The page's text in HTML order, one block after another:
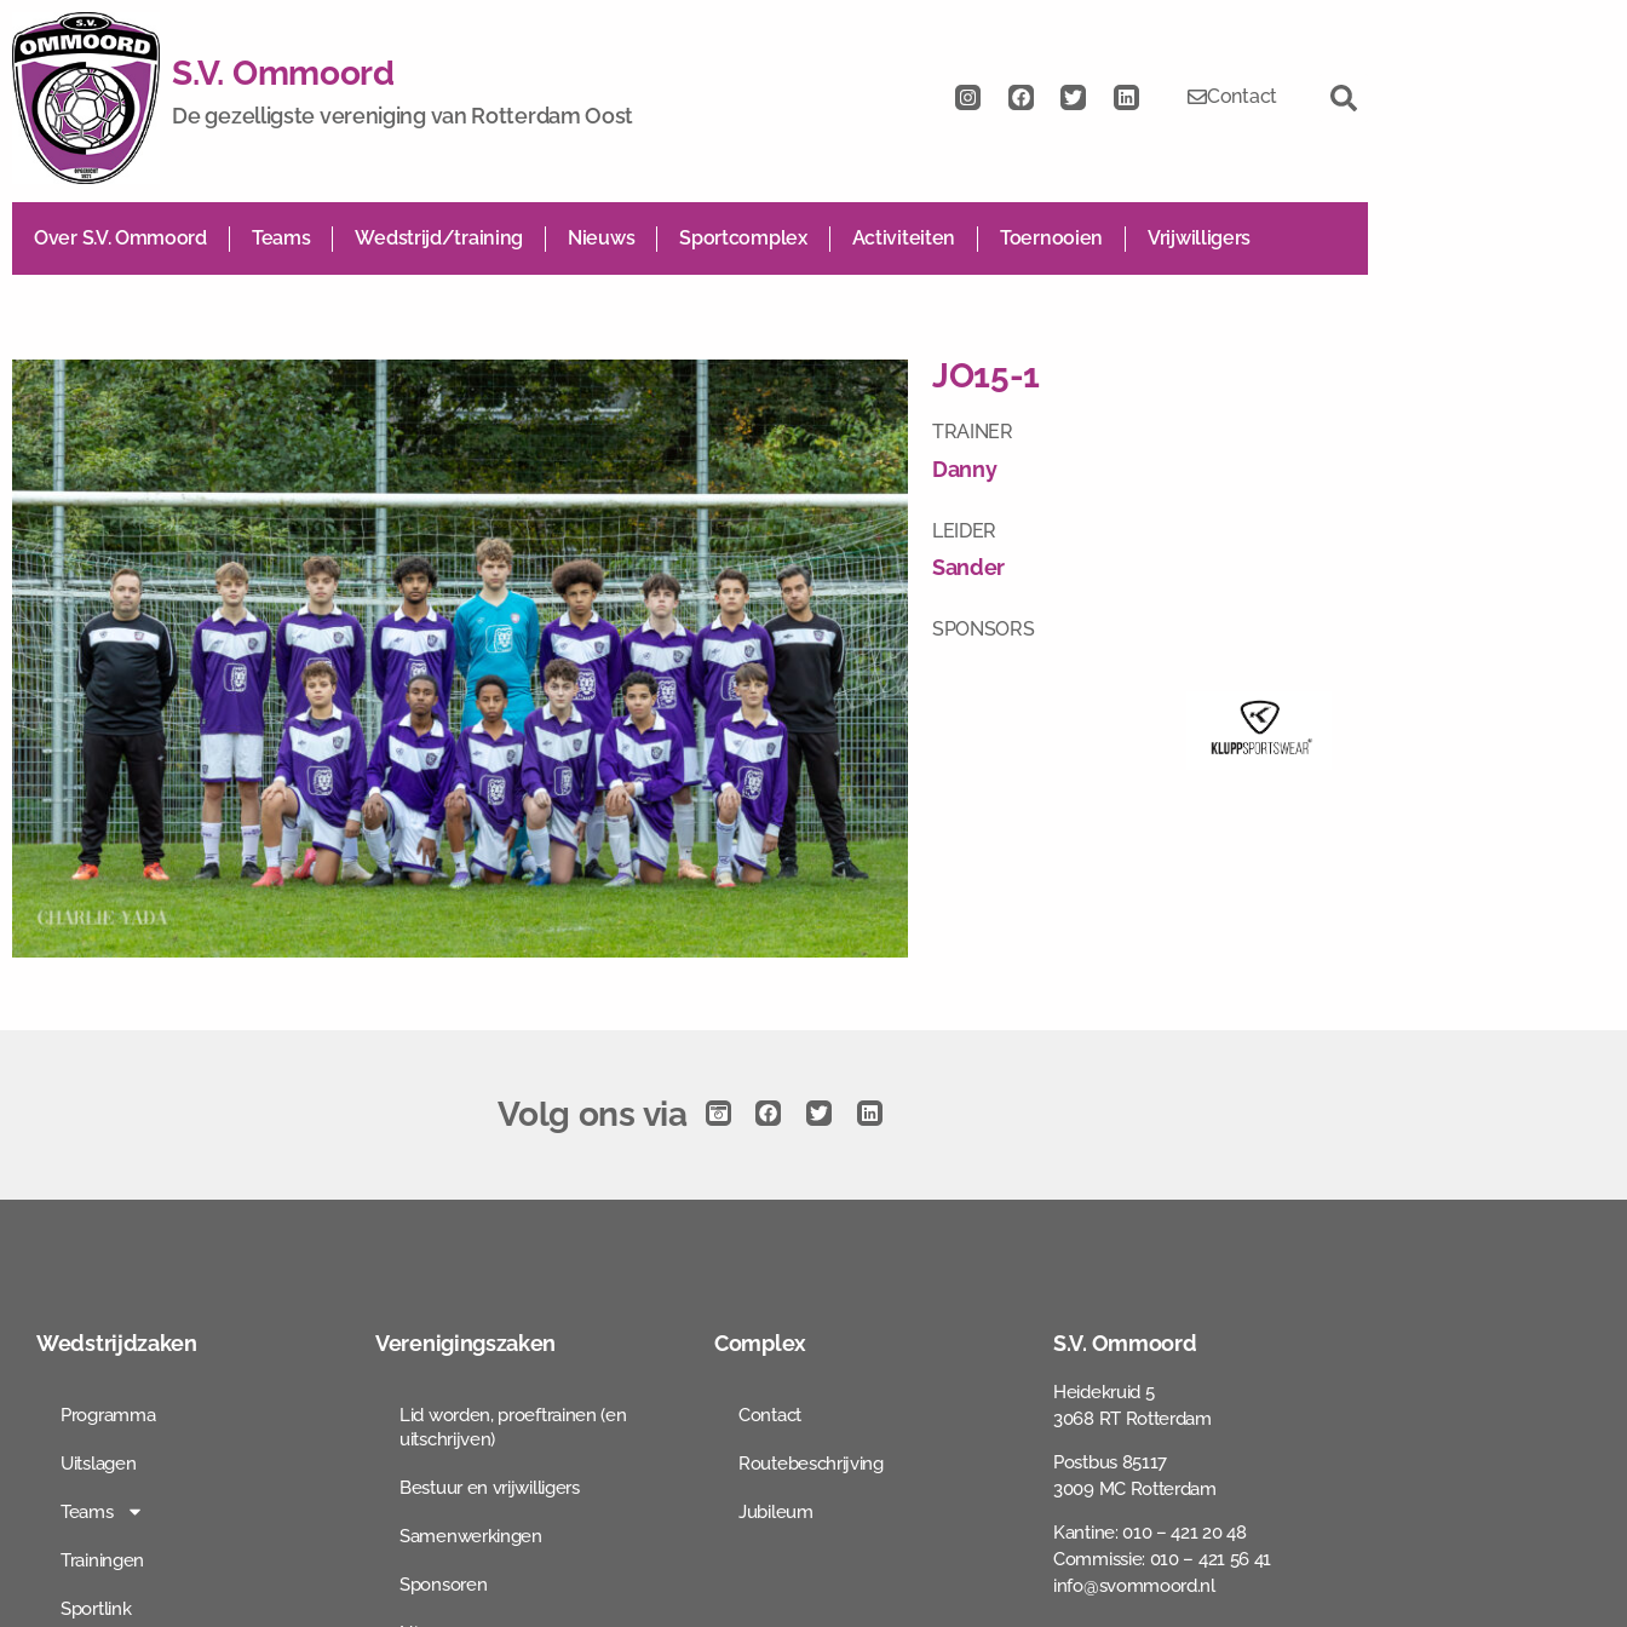
S.V. Ommoord
De gezelligste vereniging van Rotterdam Oost
Contact
Over S.V. Ommoord Teams Wedstrijd/training Nieuws Sportcomplex Activiteiten Toernooien Vrijwilligers
JO15-1
TRAINER
Danny
LEIDER
Sander
SPONSORS
Volg ons via
Wedstrijdzaken
Programma
Uitslagen
Teams
Trainingen
Sportlink
Verenigingszaken
Lid worden, proeftrainen (en
uitschrijven)
Bestuur en vrijwilligers
Samenwerkingen
Sponsoren
Complex
Contact
Routebeschrijving
Jubileum
S.V. Ommoord
Heidekruid 5
3068 RT Rotterdam
Postbus 85117
3009 MC Rotterdam
Kantine: 010 – 421 20 48
Commissie: 010 – 421 56 41
info@svommoord.nl